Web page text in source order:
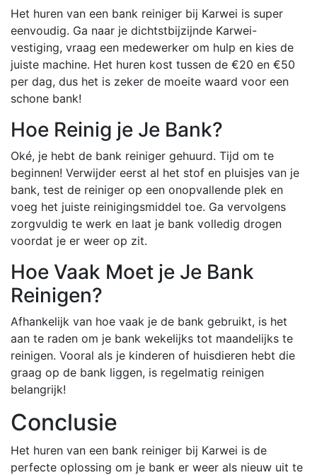
Het huren van een bank reiniger bij Karwei is super
eenvoudig. Ga naar je dichtstbijzijnde Karwei-
vestiging, vraag een medewerker om hulp en kies de
juiste machine. Het huren kost tussen de €20 en €50
per dag, dus het is zeker de moeite waard voor een
schone bank!
Hoe Reinig je Je Bank?
Oké, je hebt de bank reiniger gehuurd. Tijd om te
beginnen! Verwijder eerst al het stof en pluisjes van je
bank, test de reiniger op een onopvallende plek en
voeg het juiste reinigingsmiddel toe. Ga vervolgens
zorgvuldig te werk en laat je bank volledig drogen
voordat je er weer op zit.
Hoe Vaak Moet je Je Bank
Reinigen?
Afhankelijk van hoe vaak je de bank gebruikt, is het
aan te raden om je bank wekelijks tot maandelijks te
reinigen. Vooral als je kinderen of huisdieren hebt die
graag op de bank liggen, is regelmatig reinigen
belangrijk!
Conclusie
Het huren van een bank reiniger bij Karwei is de
perfecte oplossing om je bank er weer als nieuw uit te